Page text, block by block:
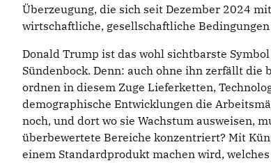
Überzeugung, die sich seit Dezember 2024
wirtschaftliche, gesellschaftliche
Donald Trump ist das wohl sichtbarste
Sündenbock. Denn: auch ohne ihn zerfällt
ordnen in diesem Zuge Lieferketten,
demographische Entwicklungen die
noch, und dort wo sie Wachstum ausweisen,
überbewertete Bereiche konzentriert? Mit
einem Standardprodukt machen wird,